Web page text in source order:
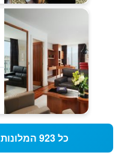
כל 923 המלונות ליד Epstein Theatre